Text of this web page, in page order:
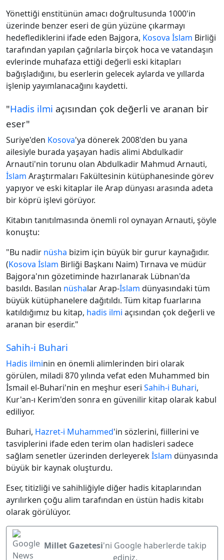
Yönettiği enstitünün amacı doğrultusunda 1000'in
üzerinde benzer eseri de gün yüzüne çıkarmayı
hedeflediklerini ifade eden Bajgora, Kosova İslam Birliği
tarafından yapılan çağrılarla birçok hoca ve vatandaşın
evlerinde muhafaza ettiği değerli eski kitapları
bağışladığını, bu eserlerin gelecek aylarda ve yıllarda
işlenip yayımlanacağını kaydetti.
"Hadis ilmi açısından çok değerli ve aranan bir
eser"
Suriye'den Kosova'ya dönerek 2008'den bu yana
ailesiyle burada yaşayan hadis alimi Abdulkadir
Arnauti'nin torunu olan Abdulkadir Mahmud Arnauti,
İslam Araştırmaları Fakültesinin kütüphanesinde görev
yapıyor ve eski kitaplar ile Arap dünyası arasında adeta
bir köprü işlevi görüyor.
Kitabın tanıtılmasında önemli rol oynayan Arnauti, şöyle
konuştu:
"Bu nadir nüsha bizim için büyük bir gurur kaynağıdır.
(Kosova İslam Birliği Başkanı Naim) Tırnava ve müdür
Bajgora'nın gözetiminde hazırlanarak Lübnan'da
basıldı. Basılan nüshalar Arap-İslam dünyasındaki tüm
büyük kütüphanelere dağıtıldı. Tüm kitap fuarlarına
katıldığımız bu kitap, hadis ilmi açısından çok değerli ve
aranan bir eserdir."
Sahih-i Buhari
Hadis ilminin en önemli alimlerinden biri olarak
görülen, miladi 870 yılında vefat eden Muhammed bin
İsmail el-Buhari'nin en meşhur eseri Sahih-i Buhari,
Kur'an-ı Kerim'den sonra en güvenilir kitap olarak kabul
ediliyor.
Buhari, Hazret-i Muhammed'in sözlerini, fiillerini ve
tasviplerini ifade eden terim olan hadisleri sadece
sağlam senetler üzerinden derleyerekİslam dünyasında
büyük bir kaynak oluşturdu.
Eser, titizliği ve sahihliğiyle diğer hadis kitaplarından
ayrılırken çoğu alim tarafından en üstün hadis kitabı
olarak görülüyor.
Millet Gazetesi'ni Google haberlerde takip
ediniz.